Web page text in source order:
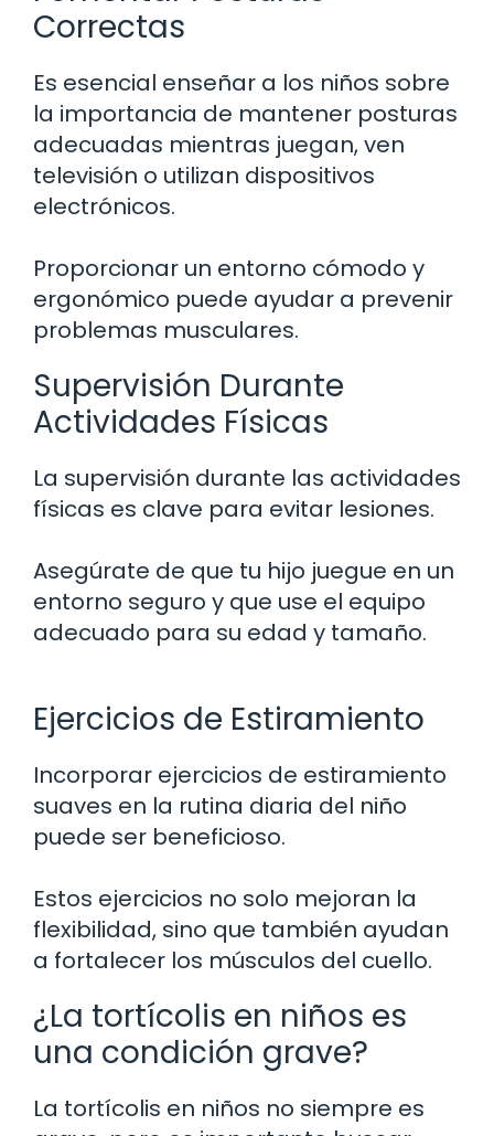
Correctas
Es esencial enseñar a los niños sobre
la importancia de mantener posturas
adecuadas mientras juegan, ven
televisión o utilizan dispositivos
electrónicos.
Proporcionar un entorno cómodo y
ergonómico puede ayudar a prevenir
problemas musculares.
Supervisión Durante
Actividades Físicas
La supervisión durante las actividades
físicas es clave para evitar lesiones.
Asegúrate de que tu hijo juegue en un
entorno seguro y que use el equipo
adecuado para su edad y tamaño.
Ejercicios de Estiramiento
Incorporar ejercicios de estiramiento
suaves en la rutina diaria del niño
puede ser beneficioso.
Estos ejercicios no solo mejoran la
flexibilidad, sino que también ayudan
a fortalecer los músculos del cuello.
¿La tortícolis en niños es
una condición grave?
La tortícolis en niños no siempre es